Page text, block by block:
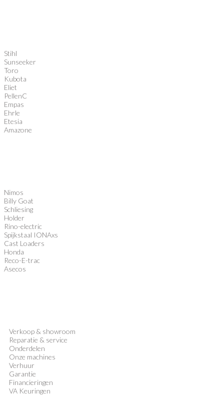
Stihl
Sunseeker
Toro
Kubota
Eliet
PellenC
Empas
Ehrle
Etesia
Amazone
Nimos
Billy Goat
Schliesing
Holder
Rino-electric
Spijkstaal IONAxs
Cast Loaders
Honda
Reco-E-trac
Asecos
Verkoop & showroom
Reparatie & service
Onderdelen
Onze machines
Verhuur
Garantie
Financieringen
VA Keuringen